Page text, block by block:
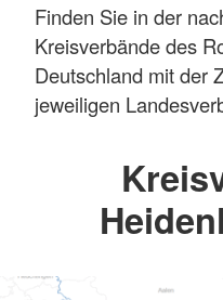
Finden Sie in der
Kreisverbände des
Deutschland mit der
jeweiligen